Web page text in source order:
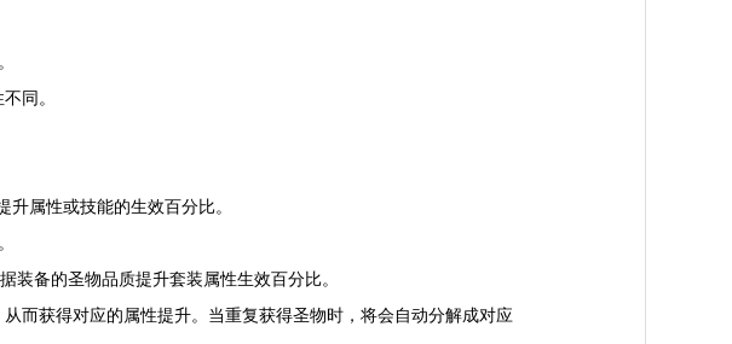
同。
属性或技能的生效百分比。
备的圣物品质提升套装属性生效百分比。
而获得对应的属性提升。当重复获得圣物时，将会自动分解成对应